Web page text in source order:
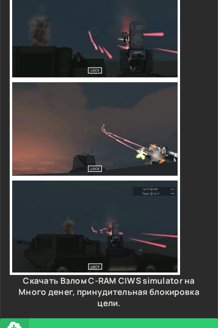
Скачать Взлом C-RAM CIWS simulator на
Много денег, принудительная блокировка
цели.